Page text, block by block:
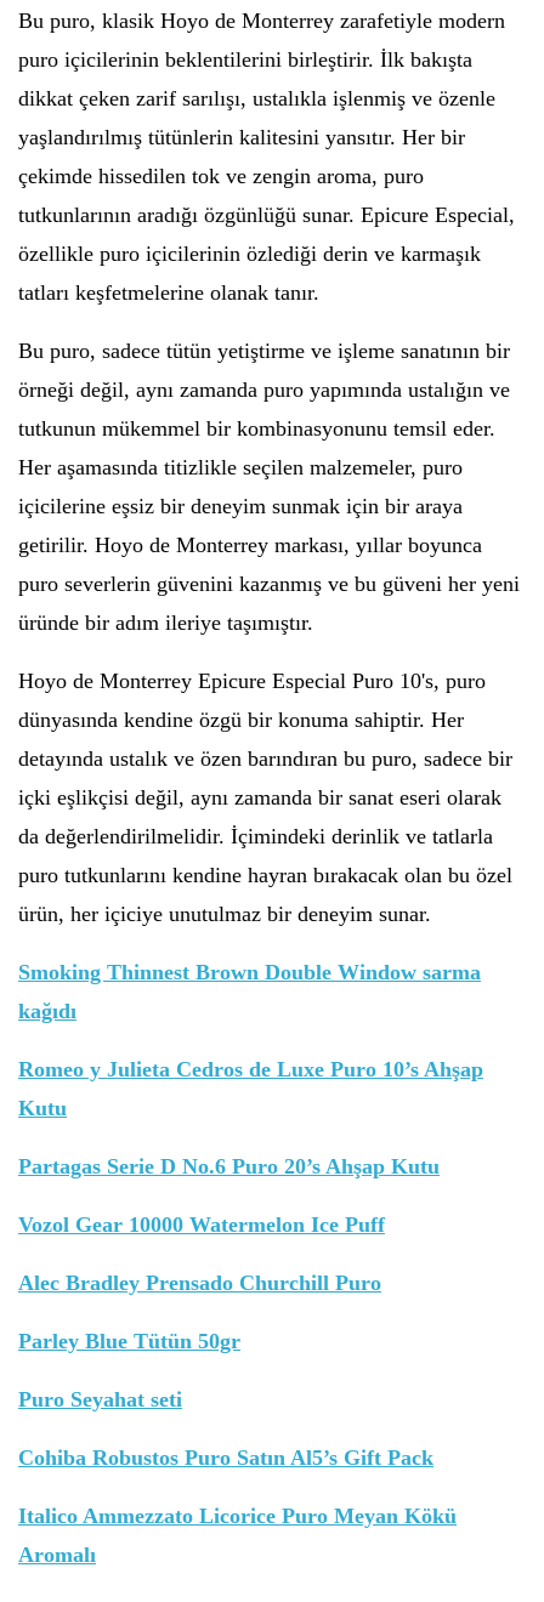
Bu puro, klasik Hoyo de Monterrey zarafetiyle modern
puro içicilerinin beklentilerini birleştirir. İlk bakışta
dikkat çeken zarif sarılışı, ustalıkla işlenmiş ve özenle
yaşlandırılmış tütünlerin kalitesini yansıtır. Her bir
çekimde hissedilen tok ve zengin aroma, puro
tutkunlarının aradığı özgünlüğü sunar. Epicure Especial,
özellikle puro içicilerinin özlediği derin ve karmaşık
tatları keşfetmelerine olanak tanır.
Bu puro, sadece tütün yetiştirme ve işleme sanatının bir
örneği değil, aynı zamanda puro yapımında ustalığın ve
tutkunun mükemmel bir kombinasyonunu temsil eder.
Her aşamasında titizlikle seçilen malzemeler, puro
içicilerine eşsiz bir deneyim sunmak için bir araya
getirilir. Hoyo de Monterrey markası, yıllar boyunca
puro severlerin güvenini kazanmış ve bu güveni her yeni
üründe bir adım ileriye taşımıştır.
Hoyo de Monterrey Epicure Especial Puro 10's, puro
dünyasında kendine özgü bir konuma sahiptir. Her
detayında ustalık ve özen barındıran bu puro, sadece bir
içki eşlikçisi değil, aynı zamanda bir sanat eseri olarak
da değerlendirilmelidir. İçimindeki derinlik ve tatlarla
puro tutkunlarını kendine hayran bırakacak olan bu özel
ürün, her içiciye unutulmaz bir deneyim sunar.
Smoking Thinnest Brown Double Window sarma
kağıdı
Romeo y Julieta Cedros de Luxe Puro 10’s Ahşap
Kutu
Partagas Serie D No.6 Puro 20’s Ahşap Kutu
Vozol Gear 10000 Watermelon Ice Puff
Alec Bradley Prensado Churchill Puro
Parley Blue Tütün 50gr
Puro Seyahat seti
Cohiba Robustos Puro Satın Al5’s Gift Pack
Italico Ammezzato Licorice Puro Meyan Kökü
Aromalı